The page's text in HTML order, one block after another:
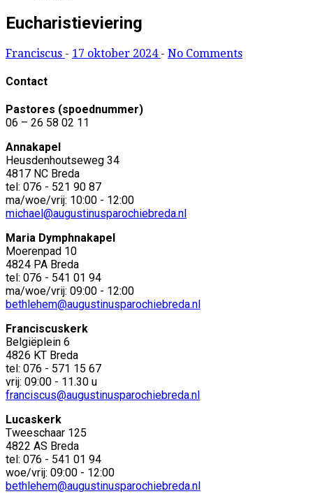
Eucharistieviering
Franciscus - 17 oktober 2024 - No Comments
Contact
Pastores (spoednummer)
06 – 26 58 02 11
Annakapel
Heusdenhoutseweg 34
4817 NC Breda
tel: 076 - 521 90 87
ma/woe/vrij: 10:00 - 12:00
michael@augustinusparochiebreda.nl
Maria Dymphnakapel
Moerenpad 10
4824 PA Breda
tel: 076 - 541 01 94
ma/woe/vrij: 09:00 - 12:00
bethlehem@augustinusparochiebreda.nl
Franciscuskerk
Belgiëplein 6
4826 KT Breda
tel: 076 - 571 15 67
vrij: 09:00 - 11.30 u
franciscus@augustinusparochiebreda.nl
Lucaskerk
Tweeschaar 125
4822 AS Breda
tel: 076 - 541 01 94
woe/vrij: 09:00 - 12:00
bethlehem@augustinusparochiebreda.nl